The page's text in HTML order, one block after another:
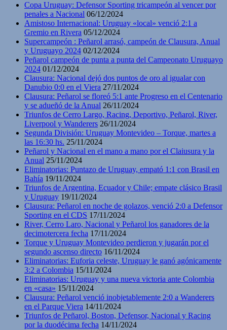
Copa Uruguay: Defensor Sporting tricampeón al vencer por
penales a Nacional 06/12/2024
Amistoso Internacional: Uruguay «local» venció 2:1 a
Gremio en Rivera 05/12/2024
Supercampeón : Peñarol arrasó, campeón de Clausura, Anual
y Uruguayo 2024 02/12/2024
Peñarol campeón de punta a punta del Campeonato Uruguayo
2024 01/12/2024
Clausura: Nacional dejó dos puntos de oro al igualar con
Danubio 0:0 en el Viera 27/11/2024
Clausura: Peñarol se floreó 5:1 ante Progreso en el Centenario
y se adueñó de la Anual 26/11/2024
Triunfos de Cerro Largo, Racing, Deportivo, Peñarol, River,
Liverpool y Wanderers 26/11/2024
Segunda División: Uruguay Montevideo – Torque, martes a
las 16:30 hs. 25/11/2024
Peñarol y Nacional en el mano a mano por el Claiusura y la
Anual 25/11/2024
Eliminatorias: Puntazo de Uruguay, empató 1:1 con Brasil en
Bahía 19/11/2024
Triunfos de Argentina, Ecuador y Chile; empate clásico Brasil
y Uruguay 19/11/2024
Clausura: Peñarol en noche de golazos, venció 2:0 a Defensor
Sporting en el CDS 17/11/2024
River, Cerro Laro, Nacional y Peñarol los ganadores de la
decimotercera fecha 17/11/2024
Torque y Uruguay Montevideo perdieron y jugarán por el
segundo ascenso directo 16/11/2024
Eliminatorias: Euforia celeste, Uruguay le ganó agónicamente
3:2 a Colombia 15/11/2024
Eliminatorias: Uruguay y una nueva victoria ante Colombia
en «casa» 15/11/2024
Clausura: Peñarol venció inobjetablemente 2:0 a Wanderers
en el Parque Viera 14/11/2024
Triunfos de Peñarol, Boston, Defensor, Nacional y Racing
por la duodécima fecha 14/11/2024